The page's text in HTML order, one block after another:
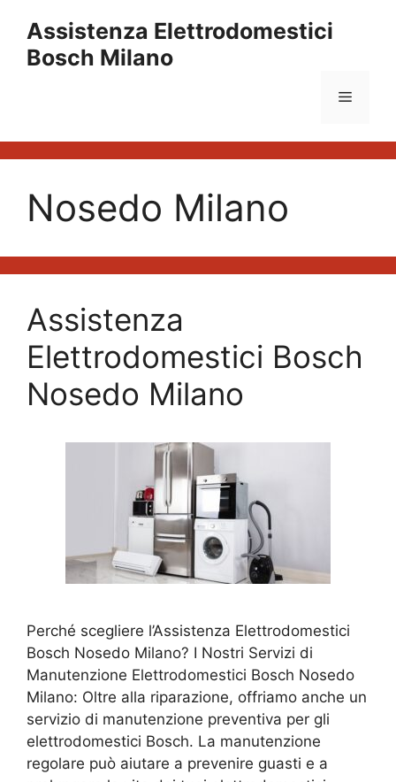
contenuto
Assistenza Elettrodomestici
Bosch Milano
Menu
Nosedo Milano
Assistenza
Elettrodomestici Bosch
Nosedo Milano
Perché scegliere l’Assistenza Elettrodomestici
Bosch Nosedo Milano? I Nostri Servizi di
Manutenzione Elettrodomestici Bosch Nosedo
Milano: Oltre alla riparazione, offriamo anche un
servizio di manutenzione preventiva per gli
elettrodomestici Bosch. La manutenzione
regolare può aiutare a prevenire guasti e a